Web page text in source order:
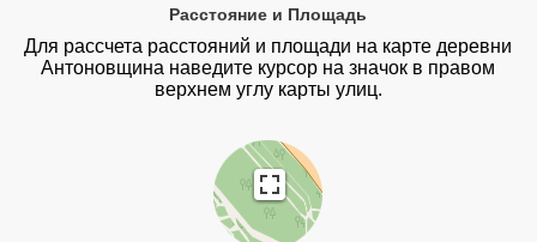
Расстояние и Площадь
Для рассчета расстояний и площади на карте деревни
Антоновщина наведите курсор на значок в правом
верхнем углу карты улиц.